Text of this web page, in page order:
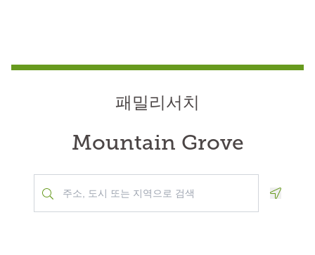
패밀리서치
Mountain Grove